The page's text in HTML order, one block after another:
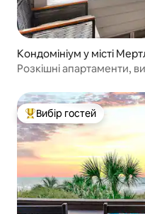
Кондомініум у місті
Розкішні апартаменти,
Топ вибір гостей
Вибір гостей